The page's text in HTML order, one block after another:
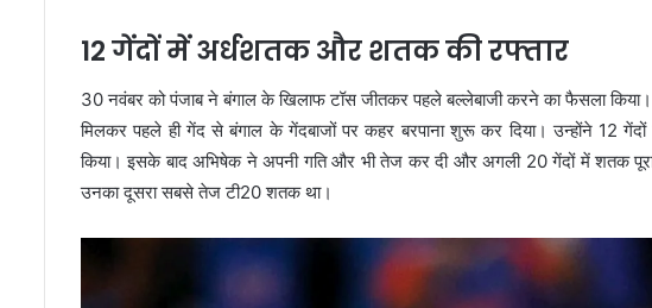
12 गेंदों में अर्धशतक और शतक की रफ्तार
30 नवंबर को पंजाब ने बंगाल के खिलाफ टॉस जीतकर पहले बल्लेबाजी करने का फैसला
मिलकर पहले ही गेंद से बंगाल के गेंदबाजों पर कहर बरपाना शुरू कर दिया। उन्होंने 12
किया। इसके बाद अभिषेक ने अपनी गति और भी तेज कर दी और अगली 20 गेंदों में शतक
उनका दूसरा सबसे तेज टी20 शतक था।